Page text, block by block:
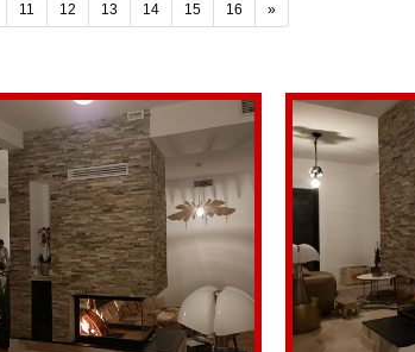
11 12 13 14 15 16 »